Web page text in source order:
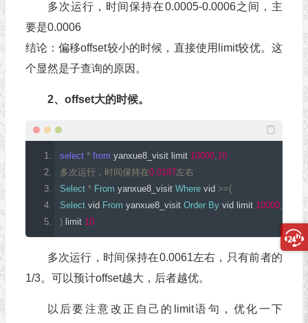
多次运行，时间保持在0.0005-0.0006之间，主
要是0.0006
结论：偏移offset较小的时候，直接使用limit较优。这
个显然是子查询的原因。
2、offset大的时候。
select * from yanxue8_visit limit 10000,10
多次运行，时间保持在0.0187左右
Select * From yanxue8_visit Where vid >=(
Select vid From yanxue8_visit Order By vid limit 10000,
) limit 10
多次运行，时间保持在0.0061左右，只有前者的
1/3。可以预计offset越大，后者越优。
以后要注意改正自己的limit语句，优化一下